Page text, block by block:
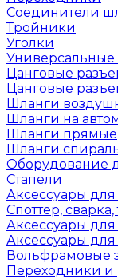
Соединители
Тройники
Уголки
Цанговые
Цанговые
Шланги
Шланги на
Шланги прямые
Шланги
Оборудование
Стапели
Аксессуары для
Споттер,
Аксессуары для
Аксессуары для
Вольфрамовые
Переходники и